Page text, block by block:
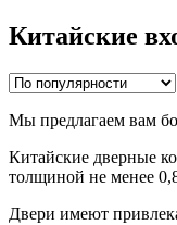
Китайские
Мы предлагаем вам
Китайские дверные
толщиной не менее
Двери имеют